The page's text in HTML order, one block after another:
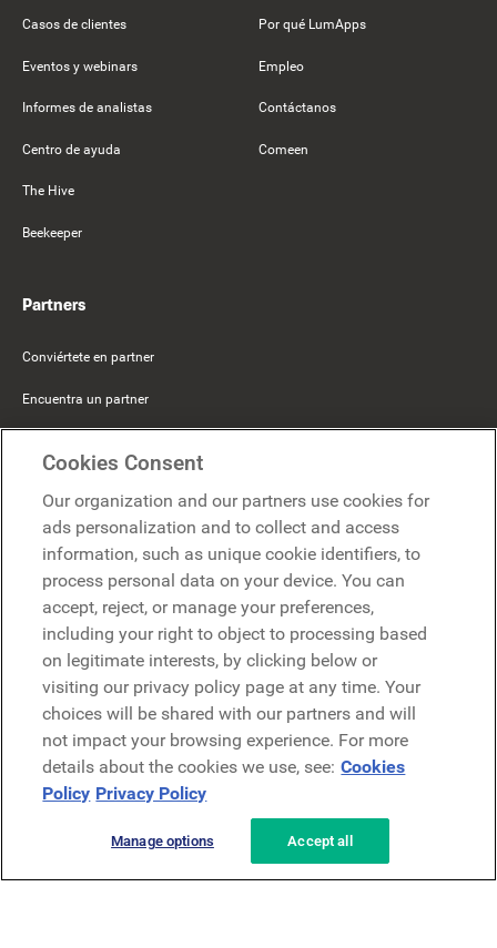
Casos de clientes
Eventos y webinars
Informes de analistas
Centro de ayuda
The Hive
Beekeeper
Por qué LumApps
Empleo
Contáctanos
Comeen
Partners
Conviértete en partner
Encuentra un partner
Microsoft
Solicitar una demo
Solicitar una demo
Contáctanos
Contáctanos
Política de privacidad Aviso legal Términos y condiciones
Cookies Consent
Our organization and our partners use cookies for
ads personalization and to collect and access
information, such as unique cookie identifiers, to
process personal data on your device. You can
accept, reject, or manage your preferences,
including your right to object to processing based
on legitimate interests, by clicking below or
visiting our privacy policy page at any time. Your
choices will be shared with our partners and will
not impact your browsing experience. For more
details about the cookies we use, see: Cookies
Policy Privacy Policy
Manage options Accept all